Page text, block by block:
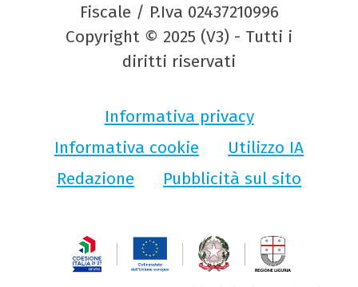
Fiscale / P.Iva 02437210996
Copyright © 2025 (V3) - Tutti i
diritti riservati
Informativa privacy
Informativa cookie
Utilizzo IA
Redazione
Pubblicità sul sito